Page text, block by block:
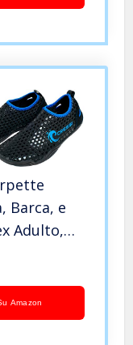
Barca, e
Adulto,
Amazon